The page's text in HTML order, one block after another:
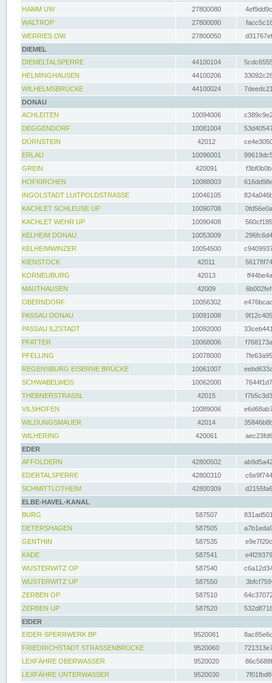
HAMM UW
27800080
WALTROP
27800090
WERRIES OW
27800050
DIEMEL
DIEMELTALSPERRE
44100104
HELMINGHAUSEN
44100206
WILHELMSBRÜCKE
44100024
DONAU
ACHLEITEN
10094006
DEGGENDORF
10081004
DÜRNSTEIN
42012
ERLAU
10096001
GREIN
420091
HOFKIRCHEN
10088003
INGOLSTADT LUITPOLDSTRASSE
10046105
KACHLET SCHLEUSE UP
10090708
KACHLET WEHR UP
10090408
KELHEIM DONAU
10053009
KELHEIMWINZER
10054500
KIENSTOCK
42011
KORNEUBURG
42013
MAUTHAUSEN
42009
OBERNDORF
10056302
PASSAU DONAU
10091008
PASSAU ILZSTADT
10092000
PFATTER
10068006
PFELLING
10078000
REGENSBURG EISERNE BRÜCKE
10061007
SCHWABELWEIS
10062000
THEBNERSTRASSL
42015
VILSHOFEN
10089006
WILDUNGSMAUER
42014
WILHERING
420061
EDER
AFFOLDERN
42800502
EDERTALSPERRE
42800310
SCHMITTLOTHEIM
42800309
ELBE-HAVEL-KANAL
BURG
587507
DETERSHAGEN
587505
GENTHIN
587535
KADE
587541
WUSTERWITZ OP
587540
WUSTERWITZ UP
587550
ZERBEN OP
587510
ZERBEN UP
587520
EIDER
EIDER-SPERRWERK BP
9520081
FRIEDRICHSTADT STRASSENBRÜCKE
9520060
LEXFÄHRE OBERWASSER
9520020
LEXFÄHRE UNTERWASSER
9520030